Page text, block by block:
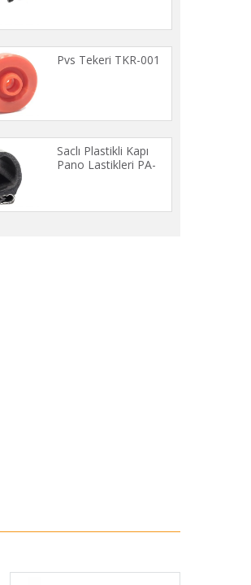
Pvs Tekeri TKR-001
Saclı Plastikli Kapı
Pano Lastikleri PA-